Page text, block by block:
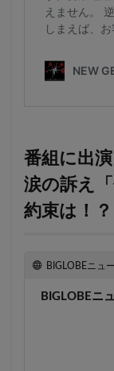
番組に出
涙の訴え
約束は！？
BIGLOBEニュ
BIGLOBEニ